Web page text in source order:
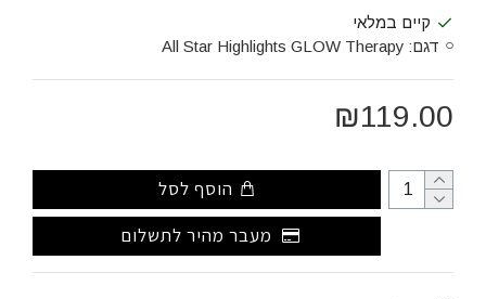
₪119.00
קיים במלאי
דגם: All Star Highlights GLOW Therapy
הוסף לסל
מעבר מהיר לתשלום